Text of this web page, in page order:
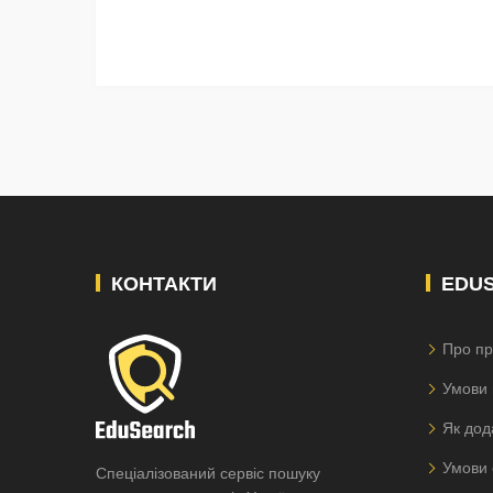
КОНТАКТИ
Спеціалізований сервіс пошуку
Про
Умови
Як
Умови